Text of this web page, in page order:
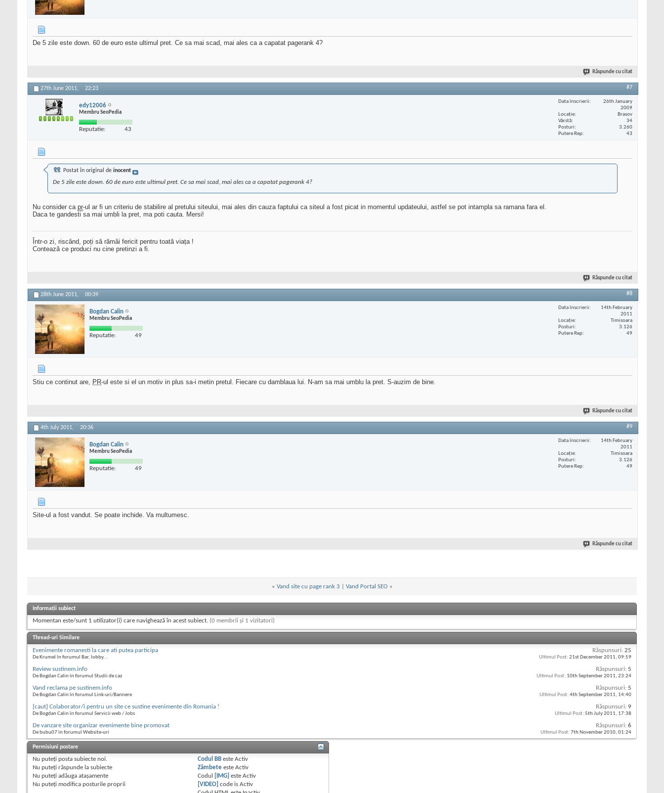
De 5 zile este down. 60 de euro este ultimul pret. Ce sa mai scad, mai ales ca a capatat pagerank 4?
Răspunde cu citat
27th June 2011, 22:23 #7
edy12006
Membru SeoPedia
Reputatie: 43
Data înscrierii
26th January
2009
Locaţie
Brasov
Vârstă
34
Posturi
3.260
Putere Rep
43
Postat în original de inocent
De 5 zile este down. 60 de euro este ultimul pret. Ce sa mai scad, mai ales ca a capatat pagerank 4?
Nu consider ca pr-ul ar fi un criteriu de stabilire al pretului siteului, mai ales din cauza faptului ca siteul a fost picat in momentul updateului, astfel se pot intampla sa ramana fara el.
Daca te gandesti sa mai umbli la pret, ma poti cauta. Mersi!
Într-o zi, riscând, poți să rămâi fericit pentru toată viața !
Contează ce produci nu cine pretinzi a fi.
Răspunde cu citat
28th June 2011, 00:39 #8
Bogdan Calin
Membru SeoPedia
Reputatie: 49
Data înscrierii
14th February
2011
Locaţie
Timisoara
Posturi
3.126
Putere Rep
49
Stiu ce continut are, PR-ul este si el un motiv in plus sa-i metin pretul. Fiecare cu damblaua lui. N-am sa mai umblu la pret. S-auzim de bine.
Răspunde cu citat
4th July 2011, 20:36 #9
Bogdan Calin
Membru SeoPedia
Reputatie: 49
Data înscrierii
14th February
2011
Locaţie
Timisoara
Posturi
3.126
Putere Rep
49
Site-ul a fost vandut. Se poate inchide. Va multumesc.
Răspunde cu citat
« Vand site cu page rank 3 Vand Portal SEO »
Informații subiect
Momentan este/sunt 1 utilizator(i) care navighează în acest subiect. (0 membrii și 1 vizitatori)
Thread-uri Similare
Evenimente romanesti la care ati putea participa
De Krumel în forumul Bar, lobby...
Răspunsuri: 25
Ultimul Post: 21st December 2011, 09:59
Review sustinem.info
De Bogdan Calin în forumul Studii de caz
Răspunsuri: 5
Ultimul Post: 10th September 2011, 23:24
Vand reclama pe sustinem.info
De Bogdan Calin în forumul Link-uri/Bannere
Răspunsuri: 5
Ultimul Post: 4th September 2011, 14:40
[caut] Colaborator/i pentru un site ce sustine evenimente din Romania !
De Bogdan Calin în forumul Servicii web / Jobs
Răspunsuri: 9
Ultimul Post: 5th July 2011, 17:38
De vanzare site organizar evenimente bine promovat
De bubu07 în forumul Website-uri
Răspunsuri: 6
Ultimul Post: 7th November 2010, 01:24
Permisiuni postare
Nu puteţi posta subiecte noi.
Nu puteţi răspunde la subiecte
Nu puteţi adăuga ataşamente
Nu puteţi modifica posturile proprii
Codul BB esteActiv
Zâmbete esteActiv
Codul
[IMG] esteActiv
[VIDEO] code isActiv